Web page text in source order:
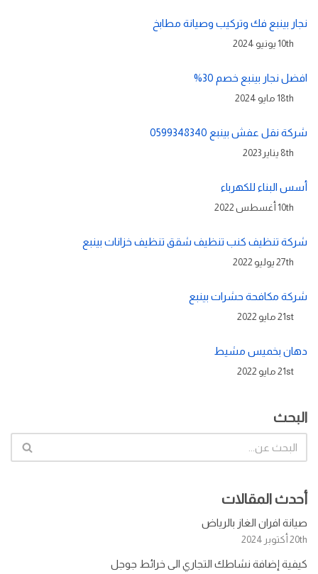
نجار بينبع فك وتركيب وصيانة مطابخ
10th يونيو 2024
افضل نجار بينبع خصم 30%
18th مايو 2024
شركة نقل عفش بينبع 0599348340
8th يناير 2023
أسس البناء للكهرباء
10th أغسطس 2022
شركة تنظيف كنب تنظيف شقق تنظيف خزانات بينبع
27th يوليو 2022
شركة مكافحة حشرات بينبع
21st مايو 2022
دهان بخميس مشيط
21st مايو 2022
البحث
أحدث المقالات
صيانة افران الغاز بالرياض
20th أكتوبر 2024
كيفية إضافة نشاطك التجاري الى خرائط جوجل